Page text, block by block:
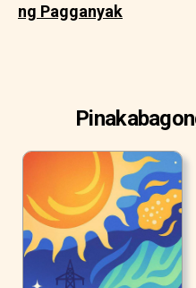
ng Pagganyak